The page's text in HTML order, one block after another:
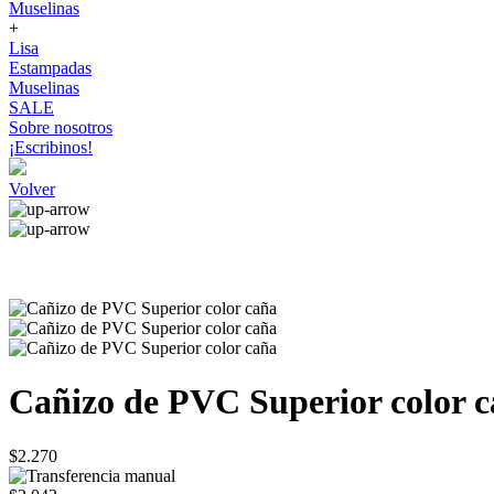
Muselinas
+
Lisa
Estampadas
Muselinas
SALE
Sobre nosotros
¡Escribinos!
Volver
Cañizo de PVC Superior color
$2.270